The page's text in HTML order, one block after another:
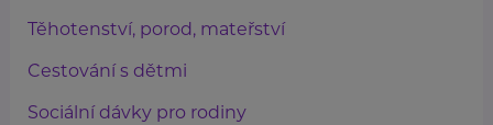
Těhotenství, porod, mateřství
Cestování s dětmi
Sociální dávky pro rodiny